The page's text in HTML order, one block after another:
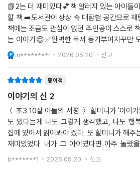
📗2는 더 재미있다💕책 알러지 있는 아이들
할 책.➡️도서관이 상상 속 대탐험 공간으로 재
책에는 조금도 관심이 없던 주인공이 스스로
는 이야기😊✅️완벽한 독서 동기부여자꾸만
게 만드는 할머니의 완벽한 스토리텔링!- 어
책이 있다?- 책을 음미하라!(절대 읽지마
n********r 2026.05.20. 신고
종이책
이야기의 신 2
＜ 초3 10살 아들의 서평 ＞ 할머니가 '이야
도 있다는게 나도 그렇게 생각했고, 나도 행
집에 있어서 읽어봐야 겠다. 또 할머니가 해주
재미있었다. 내가 그 아이였다면 아주 놀랐
이 책을 책을 읽기 싫어하는 친구에게 추천하고
b*******1 2026.05.20. 신고